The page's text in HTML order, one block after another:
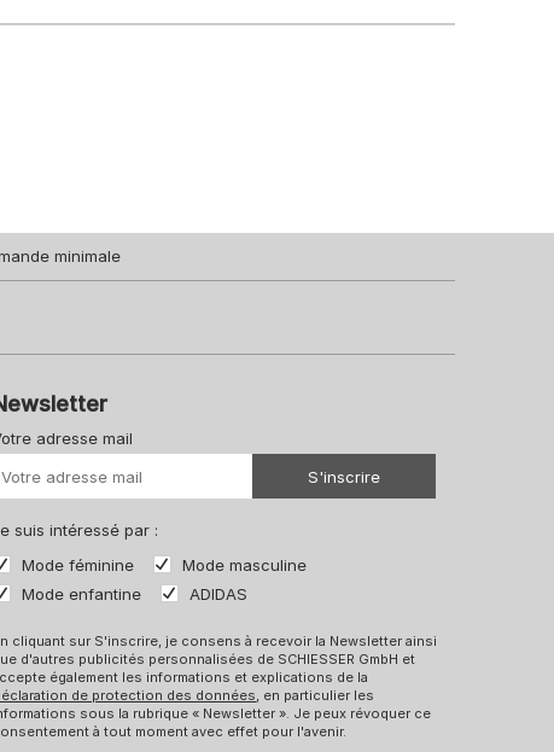
minimale
adresse mail
S'inscrire
suis intéressé par :
Mode féminine
Mode masculine
Mode enfantine
ADIDAS
cliquant sur S'inscrire, je consens à recevoir la Newsletter ainsi
d'autres publicités personnalisées de SCHIESSER GmbH et
également les informations et explications de la
de protection des données, en particulier les
sous la rubrique « Newsletter ». Je peux révoquer ce
à tout moment avec effet pour l'avenir.